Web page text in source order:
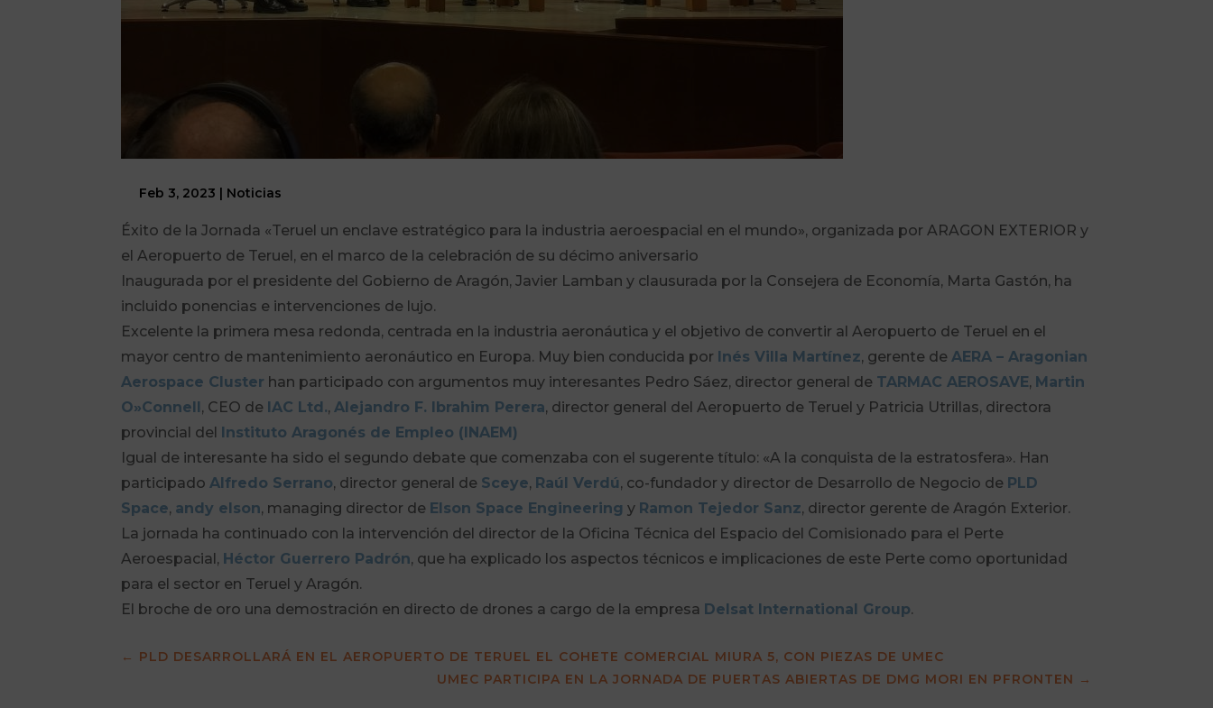
Feb 3, 2023 | Noticias
Éxito de la Jornada «Teruel un enclave estratégico para la industria aeroespacial en el mundo», organizada por ARAGON EXTERIOR y
el Aeropuerto de Teruel, en el marco de la celebración de su décimo aniversario
Inaugurada por el presidente del Gobierno de Aragón, Javier Lamban y clausurada por la Consejera de Economía, Marta Gastón, ha
incluido ponencias e intervenciones de lujo.
Excelente la primera mesa redonda, centrada en la industria aeronáutica y el objetivo de convertir al Aeropuerto de Teruel en el
mayor centro de mantenimiento aeronáutico en Europa. Muy bien conducida por Inés Villa Martínez, gerente de AERA – Aragonian
Aerospace Cluster han participado con argumentos muy interesantes Pedro Sáez, director general de TARMAC AEROSAVE, Martin
O»Connell, CEO de IAC Ltd., Alejandro F. Ibrahim Perera, director general del Aeropuerto de Teruel y Patricia Utrillas, directora
provincial del Instituto Aragonés de Empleo (INAEM)
Igual de interesante ha sido el segundo debate que comenzaba con el sugerente título: «A la conquista de la estratosfera». Han
participado Alfredo Serrano, director general de Sceye, Raúl Verdú, co-fundador y director de Desarrollo de Negocio de PLD
Space, andy elson, managing director de Elson Space Engineering y Ramon Tejedor Sanz, director gerente de Aragón Exterior.
La jornada ha continuado con la intervención del director de la Oficina Técnica del Espacio del Comisionado para el Perte
Aeroespacial, Héctor Guerrero Padrón, que ha explicado los aspectos técnicos e implicaciones de este Perte como oportunidad
para el sector en Teruel y Aragón.
El broche de oro una demostración en directo de drones a cargo de la empresa Delsat International Group.
← PLD DESARROLLARÁ EN EL AEROPUERTO DE TERUEL EL COHETE COMERCIAL MIURA 5, CON PIEZAS DE UMEC
UMEC PARTICIPA EN LA JORNADA DE PUERTAS ABIERTAS DE DMG MORI EN PFRONTEN →